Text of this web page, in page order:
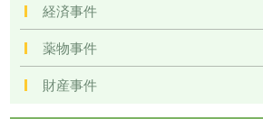
経済事件
薬物事件
財産事件